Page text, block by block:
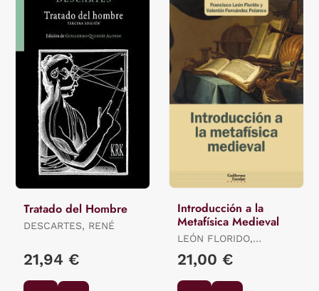
Tratado del Hombre
DESCARTES, RENÉ
21,94 €
Introducción a la
Metafísica Medieval
LEÓN FLORIDO,
FERNÁNDEZ POLANCO,
21,00 €